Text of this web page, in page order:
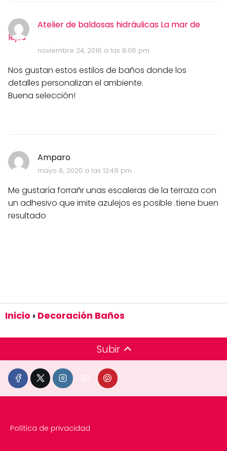
Atelier de baldosas hidráulicas La mar de
lejos
noviembre 24, 2016 a las 8:06 pm
Nos gustan estos estilos de baños donde los
detalles personalizan el ambiente.
Buena selección!
Amparo
mayo 8, 2020 a las 12:49 pm
Me gustaría forrañr unas escaleras de la terraza con
un adhesivo que imite azulejos es posible .tiene buen
resultado
Inicio Decoración Baños
Subir
Política de privacidad